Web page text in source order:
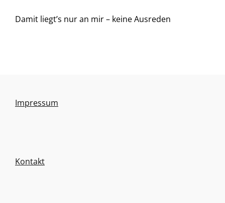
Damit liegt’s nur an mir – keine Ausreden
Impressum
Kontakt